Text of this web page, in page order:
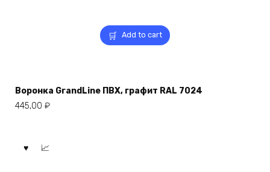
Add to cart
Воронка GrandLine ПВХ, графит RAL 7024
445,00 ₽